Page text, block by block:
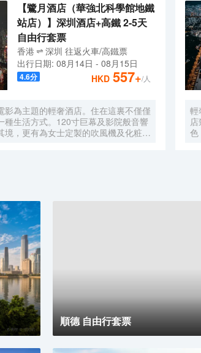
【鷺月酒店（華強北科學館地鐵
站店）】深圳酒店+高鐵 2-5天
自由行套票
香港 深圳 往返火車/高鐵票
出行日期: 08月14日 - 08月15日
4.6分 HKD 557+/人
影為主題的輕奢酒店。住在這裏不僅僅
種生活方式。120寸巨幕及影院般音響
境，更有為女士定製的吹風機及化粧
輕
色
順德 自由行套票